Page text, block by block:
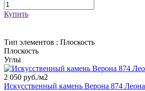
Купить
Тип элементов : Плоскость
Плоскость
Углы
2 050 руб./м2
Искусственный камень Верона 874